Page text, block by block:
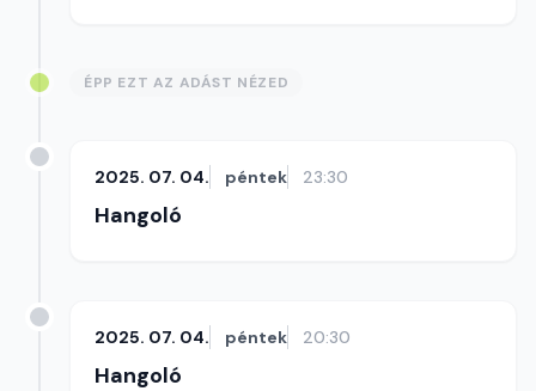
ÉPP EZT AZ ADÁST NÉZED
2025. 07. 04. péntek 23:30
Hangoló
2025. 07. 04. péntek 20:30
Hangoló